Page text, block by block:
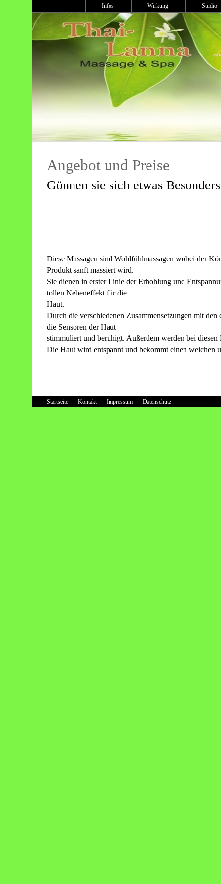
Infos Wirkung
Angebot und Preise
Gönnen sie sich etwas Besonders
Diese Massagen sind Wohlfühlmassagen wobei der
Produkt sanft massiert wird.
Sie dienen in erster Linie der Erhohlung und
tollen Nebeneffekt für die
Haut.
Durch die verschiedenen Zusammensetzungen mit den
die Sensoren der Haut
stimmuliert und beruhigt. Außerdem werden bei diesen
Die Haut wird entspannt und bekommt einen weichen
Startseite Kontakt Impressum Datenschutz